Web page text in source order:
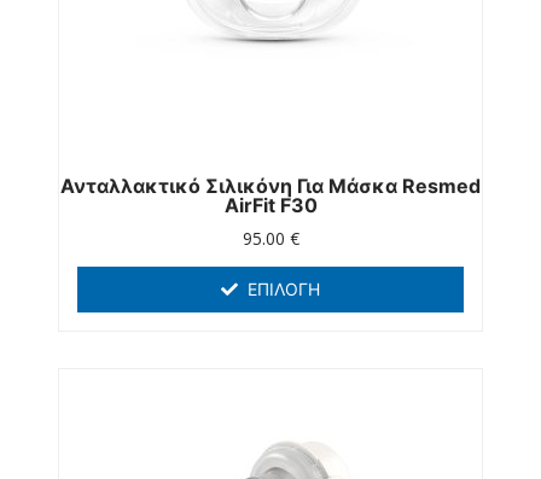
Ανταλλακτικό Σιλικόνη Για Μάσκα Resmed
AirFit F30
95.00 €
ΕΠΙΛΟΓΉ